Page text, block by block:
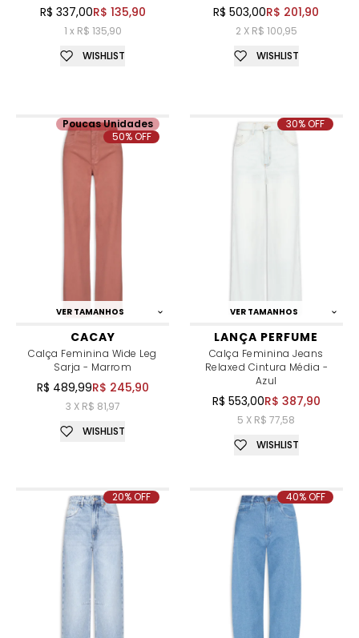
R$ 337,00R$ 135,90
1 x R$ 135,90
WISHLIST
R$ 503,00R$ 201,90
2 X R$ 100,95
WISHLIST
VER TAMANHOS
CACAY
Calça Feminina Wide Leg
Sarja - Marrom
R$ 489,99R$ 245,90
3 X R$ 81,97
Poucas Unidades
50% OFF
WISHLIST
VER TAMANHOS
LANÇA PERFUME
Calça Feminina Jeans
Relaxed Cintura Média -
Azul
R$ 553,00R$ 387,90
5 X R$ 77,58
30% OFF
WISHLIST
20% OFF 40% OFF